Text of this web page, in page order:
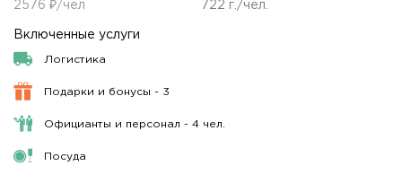
2576 ₽/чел 722 г./чел.
Включенные услуги
Логистика
Подарки и бонусы - 3
Официанты и персонал - 4 чел.
Посуда